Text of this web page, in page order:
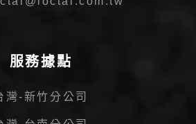
服務據點
灣-新竹分公司